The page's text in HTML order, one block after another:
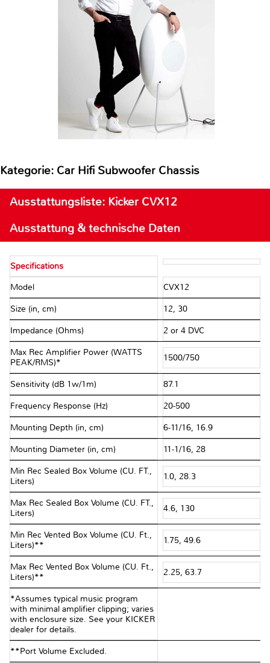
Kategorie: Car Hifi Subwoofer Chassis
Ausstattungsliste: Kicker CVX12
Ausstattung & technische Daten
Specifications
Model CVX12
Size (in, cm) 12, 30
Impedance (Ohms) 2 or 4 DVC
Max Rec Amplifier Power (WATTS
PEAK/RMS)*
1500/750
Sensitivity (dB 1w/1m) 87.1
Frequency Response (Hz) 20-500
Mounting Depth (in, cm) 6-11/16, 16.9
Mounting Diameter (in, cm) 11-1/16, 28
Min Rec Sealed Box Volume (CU. FT.,
Liters)
1.0, 28.3
Max Rec Sealed Box Volume (CU. FT.,
Liters)
4.6, 130
Min Rec Vented Box Volume (CU. Ft.,
Liters)**
1.75, 49.6
Max Rec Vented Box Volume (CU. Ft.,
Liters)**
2.25, 63.7
*Assumes typical music program
with minimal amplifier clipping; varies
with enclosure size. See your KICKER
dealer for details.
**Port Volume Excluded.